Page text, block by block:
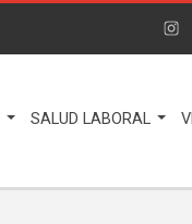
SALUD LABORAL